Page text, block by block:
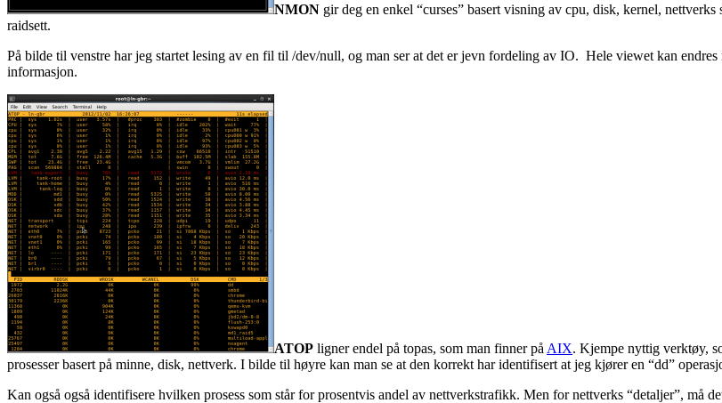
NMON gir deg en enkel “curses” basert visning av cpu, disk, kernel,
raidsett.
På bilde til venstre har jeg startet lesing av en fil til /dev/null, og man ser at det er jevn fordeling av IO. Hele viewet kan endres
informasjon.
ATOP ligner endel på topas, som man finner på AIX. Kjempe nyttig verktøy,
prosesser basert på minne, disk, nettverk. I bilde til høyre kan man se at den korrekt har identifisert at jeg kjører en “dd”
Kan også også identifisere hvilken prosess som står for prosentvis andel av nettverkstrafikk. Men for nettverks “detaljer”, må